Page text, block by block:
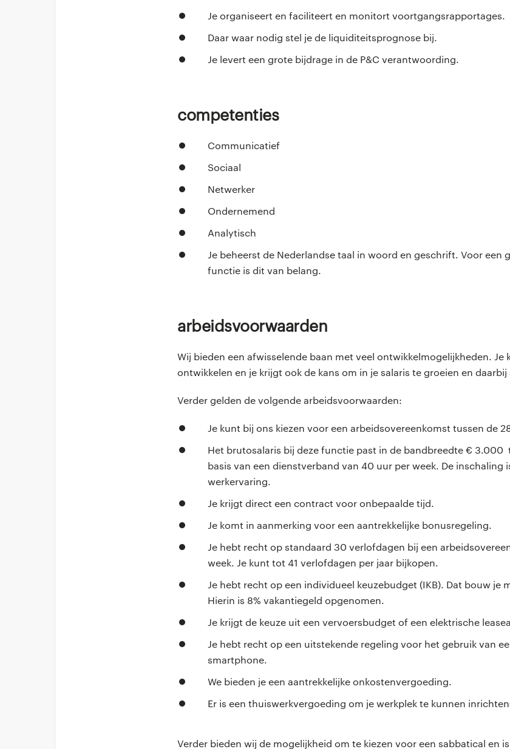
Je organiseert en faciliteert en monitort voortgangsrapportages.
Daar waar nodig stel je de liquiditeitsprognose bij.
Je levert een grote bijdrage in de P&C verantwoording.
Competenties
Communicatief
Sociaal
Netwerker
Ondernemend
Analytisch
Je beheerst de Nederlandse taal in woord en geschrift. Voor een
functie is dit van belang.
Arbeidsvoorwaarden
Wij bieden een afwisselende baan met veel ontwikkelmogelijkheden. Je
ontwikkelen en je krijgt ook de kans om in je salaris te groeien en
Verder gelden de volgende arbeidsvoorwaarden:
Je kunt bij ons kiezen voor een arbeidsovereenkomst tussen de
Het brutosalaris bij deze functie past in de bandbreedte €
basis van een dienstverband van 40 uur per week. De inschaling
werkervaring.
Je krijgt direct een contract voor onbepaalde tijd.
Je komt in aanmerking voor een aantrekkelijke bonusregeling.
Je hebt recht op standaard 30 verlofdagen bij een
week. Je kunt tot 41 verlofdagen per jaar bijkopen.
Je hebt recht op een individueel keuzebudget (IKB). Dat bouw je
Hierin is 8% vakantiegeld opgenomen.
Je krijgt de keuze uit een vervoersbudget of een elektrische
Je hebt recht op een uitstekende regeling voor het gebruik van
smartphone.
We bieden je een aantrekkelijke onkostenvergoeding.
Er is een thuiswerkvergoeding om je werkplek te kunnen
Verder bieden wij de mogelijkheid om te kiezen voor een sabbatical en